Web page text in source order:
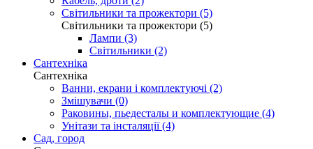
Світильники та прожектори (5)
Світильники та прожектори (5)
Лампи (3)
Світильники (2)
Сантехніка
Сантехніка
Ванни, екрани і комплектуючі (2)
Змішувачи (0)
Раковины, пьедесталы и комплектующие (4)
Унітази та інсталяції (4)
Сад, город